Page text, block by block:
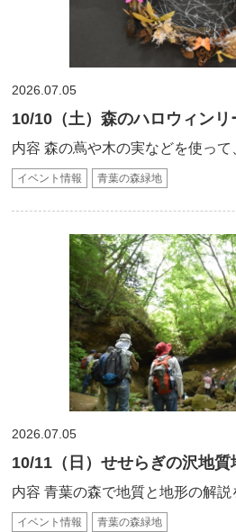
2026.07.05
10/10（土）森のハロウィンリ
内容 森の蔦や木の実などを使って
イベント情報 青葉の森緑地
2026.07.05
10/11（日）せせらぎの沢地質
内容 青葉の森で地質と地形の解説
イベント情報 青葉の森緑地